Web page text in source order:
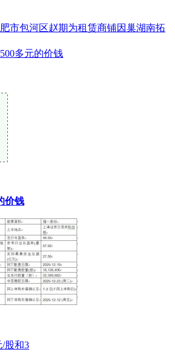
市包河区赵期为租赁商铺因巢湖南拓
多元的价钱
价钱
/股和3